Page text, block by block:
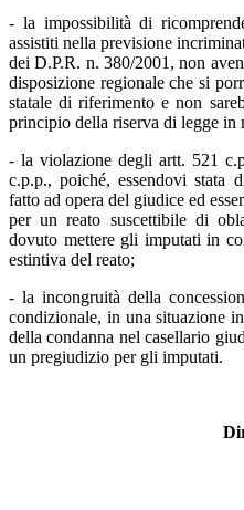
- la impossibilità di
assistiti nella previsione
dei D.P.R. n. 380/2001, non
disposizione regionale che si
statale di riferimento e non
principio della riserva di legge in
- la violazione degli artt. 521
c.p.p., poiché, essendovi stata
fatto ad opera del giudice ed
per un reato suscettibile di
dovuto mettere gli imputati in
estintiva del reato;
- la incongruità della
condizionale, in una situazione
della condanna nel casellario
un pregiudizio per gli imputati.